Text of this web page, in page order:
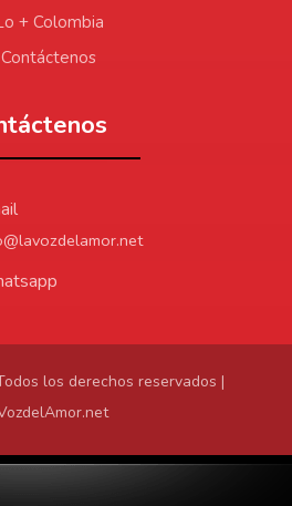
+ Colombia
Contáctenos
los derechos reservados |
Protección de Datos